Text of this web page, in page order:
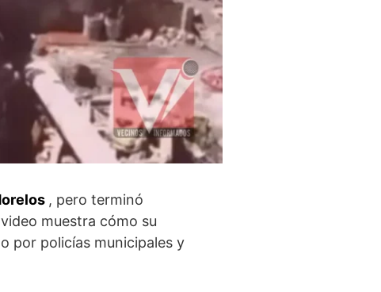
, pero terminó
video muestra cómo su
por policías municipales y